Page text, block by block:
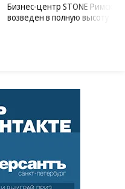
Бизнес-центр STONE Римская
возведен в полную высоту